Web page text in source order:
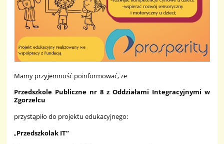
Mamy przyjemność poinformować, że
Przedszkole Publiczne nr 8 z Oddziałami Integracyjnymi w
Zgorzelcu
przystąpiło do projektu edukacyjnego:
„Przedszkolak IT”